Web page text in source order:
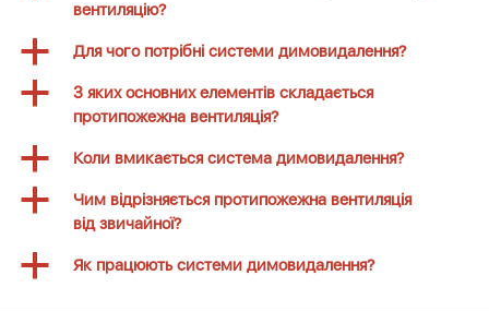
вентиляцію?
a Для чого потрібні системи димовидалення?
a
З яких основних елементів складається
протипожежна вентиляція?
a Коли вмикається система димовидалення?
a
Чим відрізняється протипожежна вентиляція
від звичайної?
a Як працюють системи димовидалення?